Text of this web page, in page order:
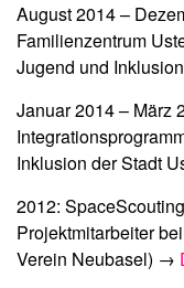
August 2014 –
Familienzentrum
Jugend und
Januar 2014 – März
Inklusion der Stadt
2012:
Projektmitarbeiter
Verein Neubasel) →